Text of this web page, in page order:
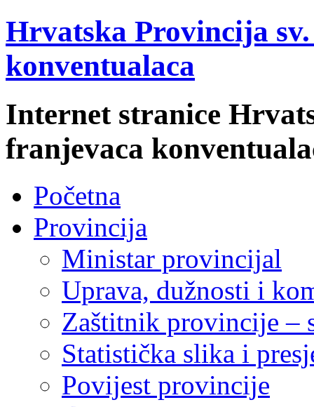
Hrvatska Provincija
konventualaca
Internet stranice
franjevaca
Početna
Provincija
Ministar provincijal
Uprava, dužnosti i
Zaštitnik provincije –
Statistička slika i
Povijest provincije